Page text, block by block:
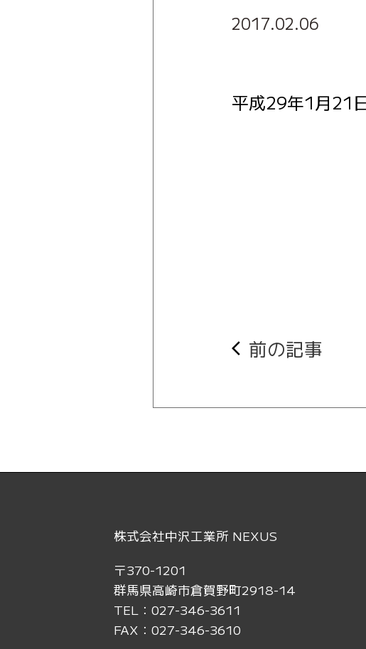
2017.02.06
平成29年1月21
arrow_back_ios 前の記事
株式会社中沢工業所 NEXUS
〒370-1201
群馬県高崎市倉賀野町2918-14
TEL：027-346-3611
FAX：027-346-3610